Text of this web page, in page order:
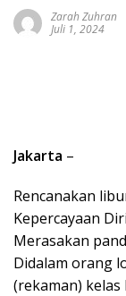
Zarah Zuhran
Juli 1, 2024
Jakarta –
Rencanakan
Kepercayaan
Merasakan
Didalam orang
(rekaman) kelas